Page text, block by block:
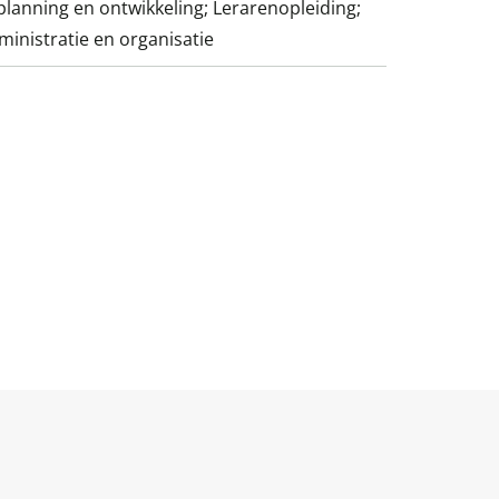
en ontwikkeling; Lerarenopleiding;
en organisatie